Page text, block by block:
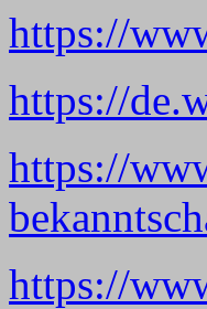
https://
https://
https://
https://